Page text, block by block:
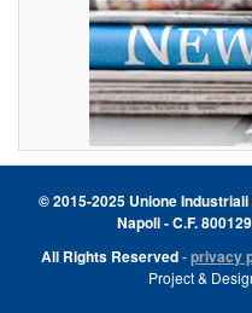
© 2015-2025 Unione
Napoli - C.F.
All Rights Reserved-privacy
Project &